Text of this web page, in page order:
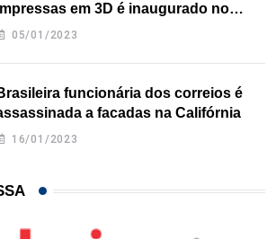
em 3D é inaugurado no
05/01/2023
funcionária dos correios é
a facadas na Califórnia
16/01/2023